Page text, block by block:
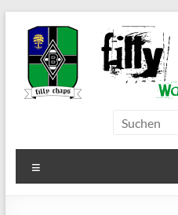
Inhalt
springen
Filly Chaps
–
Waldsolms